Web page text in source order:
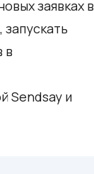
заявках в
в
Sendsay и